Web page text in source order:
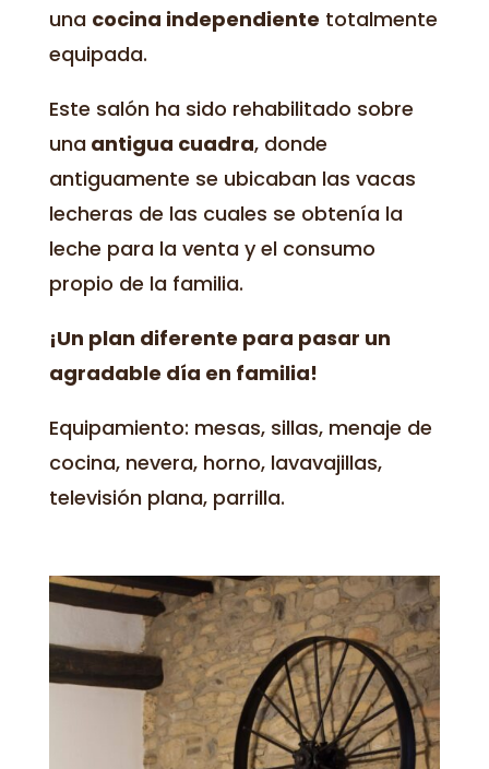
una cocina independiente totalmente
equipada.
Este salón ha sido rehabilitado sobre
una antigua cuadra, donde
antiguamente se ubicaban las vacas
lecheras de las cuales se obtenía la
leche para la venta y el consumo
propio de la familia.
¡Un plan diferente para pasar un
agradable día en familia!
Equipamiento: mesas, sillas, menaje de
cocina, nevera, horno, lavavajillas,
televisión plana, parrilla.